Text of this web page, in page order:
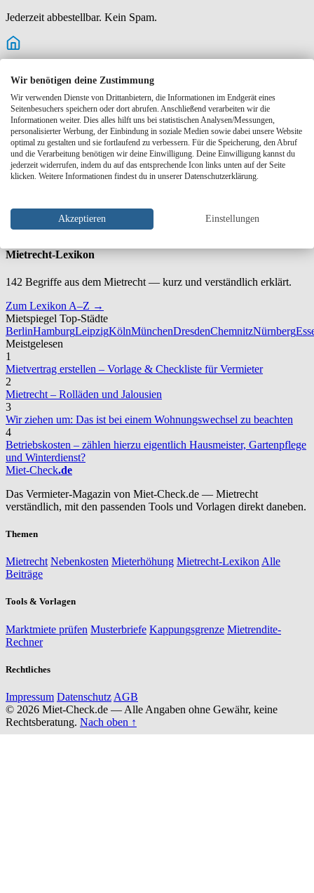
Jederzeit abbestellbar. Kein Spam.
Marktmiete kostenlos prüfen
Sehen Sie in 2 Minuten, was Ihre Wohnung am Markt bringt — mit
lokalem Mietspiegel.
Jetzt Wert prüfen →
Themen
Mietrecht163Mietvertrag81Wohnung vermieten81Miete
54Nebenkosten36Immobilien27
Musterbriefe Rechner Mieterhöhung Kappungsgrenze
Nebenkosten
prüfen
Mietrecht-Lexikon
142 Begriffe aus dem Mietrecht — kurz und verständlich erklärt.
Zum Lexikon A–Z →
Mietspiegel Top-Städte
BerlinHamburgLeipzigKölnMünchenDresdenChemnitzNürnberg
Meistgelesen
1
Mietvertrag erstellen – Vorlage & Checkliste für Vermieter
2
Mietrecht – Rolläden und Jalousien
3
Wir ziehen um: Das ist bei einem Wohnungswechsel zu beachten
4
Betriebskosten – zählen hierzu eigentlich Hausmeister, Gartenpflege
und Winterdienst?
Miet-Check.de
Das Vermieter-Magazin von Miet-Check.de — Mietrecht
verständlich, mit den passenden Tools und Vorlagen direkt daneben.
Themen
Mietrecht Nebenkosten Mieterhöhung Mietrecht-Lexikon Alle
Beiträge
Tools & Vorlagen
Marktmiete prüfen Musterbriefe Kappungsgrenze Mietrendite-
Rechner
Rechtliches
Impressum Datenschutz AGB
© 2026 Miet-Check.de — Alle Angaben ohne Gewähr, keine
Rechtsberatung. Nach oben ↑
Wir benötigen deine Zustimmung
Wir verwenden Dienste von Drittanbietern, die Informationen im Endgerät eines
Seitenbesuchers speichern oder dort abrufen. Anschließend verarbeiten wir die
Informationen weiter. Dies alles hilft uns bei statistischen Analysen/Messungen,
personalisierter Werbung, der Einbindung in soziale Medien sowie dabei unsere Website
optimal zu gestalten und sie fortlaufend zu verbessern. Für die Speicherung, den Abruf
und die Verarbeitung benötigen wir deine Einwilligung. Deine Einwilligung kannst du
jederzeit widerrufen, indem du auf das entsprechende Icon links unten auf der Seite
klicken. Weitere Informationen findest du in unserer Datenschutzerklärung.
Akzeptieren Einstellungen